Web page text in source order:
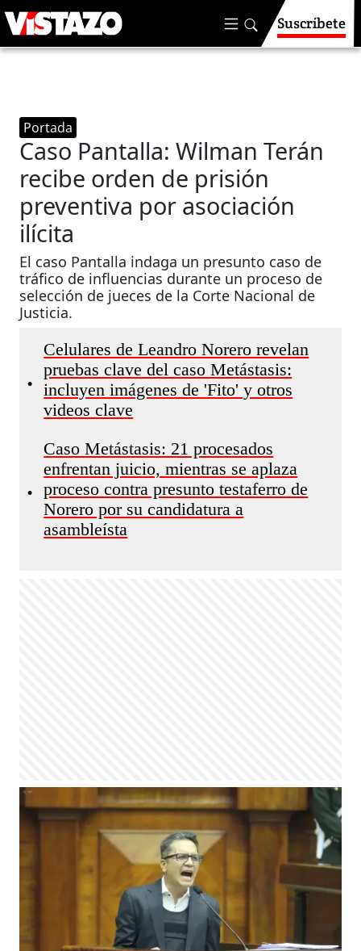
Suscríbete
Portada
Caso Pantalla: Wilman Terán
recibe orden de prisión
preventiva por asociación
ilícita
El caso Pantalla indaga un presunto caso de
tráfico de influencias durante un proceso de
selección de jueces de la Corte Nacional de
Justicia.
•
Celulares de Leandro Norero revelan
pruebas clave del caso Metástasis:
incluyen imágenes de 'Fito' y otros
videos clave
•
Caso Metástasis: 21 procesados
enfrentan juicio, mientras se aplaza
proceso contra presunto testaferro de
Norero por su candidatura a
asambleísta